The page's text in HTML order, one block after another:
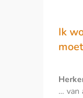
Ik
… van